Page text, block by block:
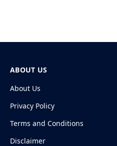
ABOUT US
About Us
Privacy Policy
Terms and Conditions
Disclaimer